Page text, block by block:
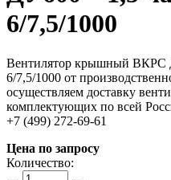
6/7,5/1000
Вентилятор крышный ВКРС
6/7,5/1000 от
осуществляем доставку
комплектующих по всей
+7 (499) 272-69-61
Цена по запросу
Количество: